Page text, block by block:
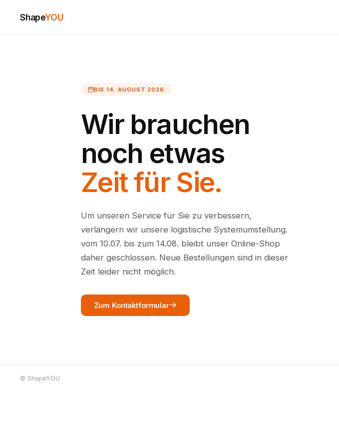
ShapeYOU
BIS 14. AUGUST 2026
Wir brauchen
noch etwas
Zeit für Sie.
Um unseren Service für Sie zu verbessern,
verlängern wir unsere logistische Systemumstellung.
vom 10.07. bis zum 14.08. bleibt unser Online-Shop
daher geschlossen. Neue Bestellungen sind in dieser
Zeit leider nicht möglich.
Zum Kontaktformular
© ShapeYOU